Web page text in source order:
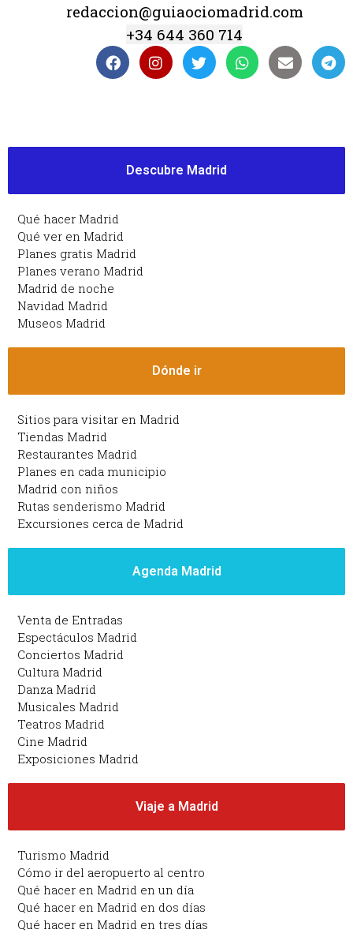
redaccion@guiaociomadrid.com
+34 644 360 714
Descubre Madrid
Qué hacer Madrid
Qué ver en Madrid
Planes gratis Madrid
Planes verano Madrid
Madrid de noche
Navidad Madrid
Museos Madrid
Dónde ir
Sitios para visitar en Madrid
Tiendas Madrid
Restaurantes Madrid
Planes en cada municipio
Madrid con niños
Rutas senderismo Madrid
Excursiones cerca de Madrid
Agenda Madrid
Venta de Entradas
Espectáculos Madrid
Conciertos Madrid
Cultura Madrid
Danza Madrid
Musicales Madrid
Teatros Madrid
Cine Madrid
Exposiciones Madrid
Viaje a Madrid
Turismo Madrid
Cómo ir del aeropuerto al centro
Qué hacer en Madrid en un día
Qué hacer en Madrid en dos días
Qué hacer en Madrid en tres días